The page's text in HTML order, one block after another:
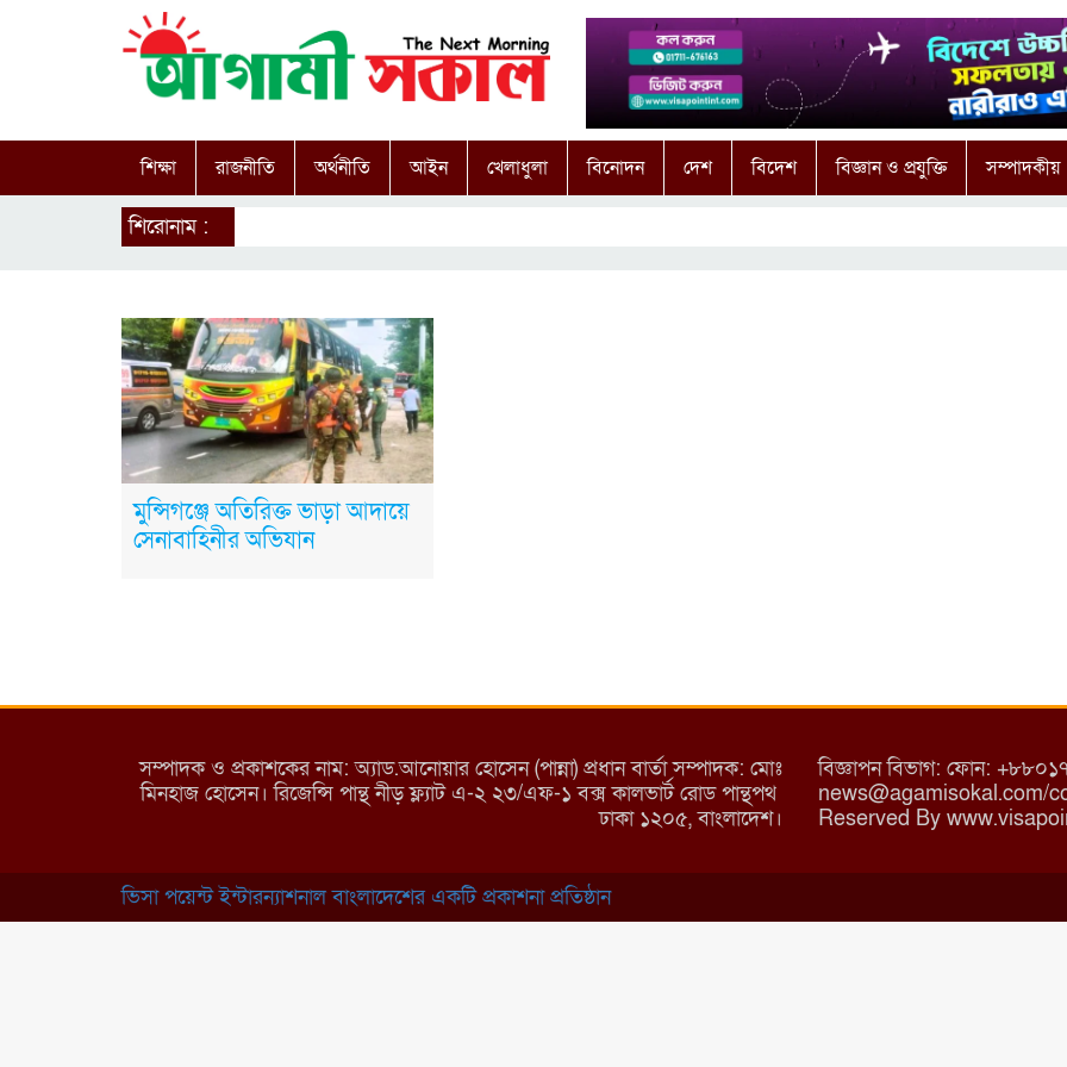
শিক্ষা রাজনীতি অর্থনীতি আইন খেলাধুলা বিনোদন দেশ বিদেশ বিজ্ঞান ও প্রযুক্তি সম্পাদকীয়
শিরোনাম :
মুন্সিগঞ্জে অতিরিক্ত ভাড়া আদায়ে
সেনাবাহিনীর অভিযান
সম্পাদক ও প্রকাশকের নাম: অ্যাড.আনোয়ার হোসেন (পান্না) প্রধান বার্তা সম্পাদক: মোঃ
মিনহাজ হোসেন। রিজেন্সি পান্থ নীড় ফ্ল্যাট এ-২ ২৩/এফ-১ বক্স কালভার্ট রোড পান্থপথ
ঢাকা ১২০৫, বাংলাদেশ।
বিজ্ঞাপন বিভাগ: ফোন:
news@agamisokal.com/
Reserved By
ভিসা পয়েন্ট ইন্টারন্যাশনাল বাংলাদেশের একটি প্রকাশনা প্রতিষ্ঠান